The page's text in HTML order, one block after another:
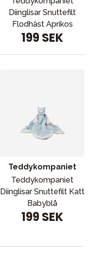
Diinglisar Snuttefilt
Flodhäst Aprikos
199 SEK
Teddykompaniet
Teddykompaniet
Diinglisar Snuttefilt Katt
Babyblå
199 SEK